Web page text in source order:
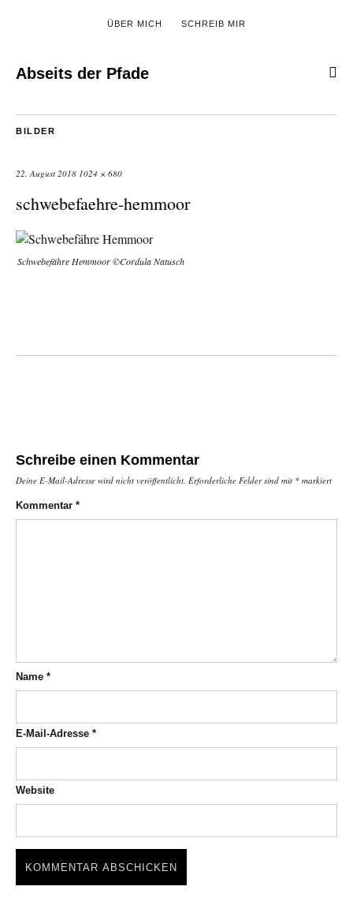
ÜBER MICH SCHREIB MIR
Abseits der Pfade
BILDER
22. August 2018 1024 × 680
schwebefaehre-hemmoor
Schwebefähre Hemmoor ©Cordula Natusch
Schreibe einen Kommentar
Deine E-Mail-Adresse wird nicht veröffentlicht. Erforderliche Felder sind mit * markiert
Kommentar *
Name *
E-Mail-Adresse *
Website